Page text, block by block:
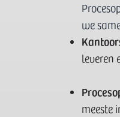
we
leveren
meeste